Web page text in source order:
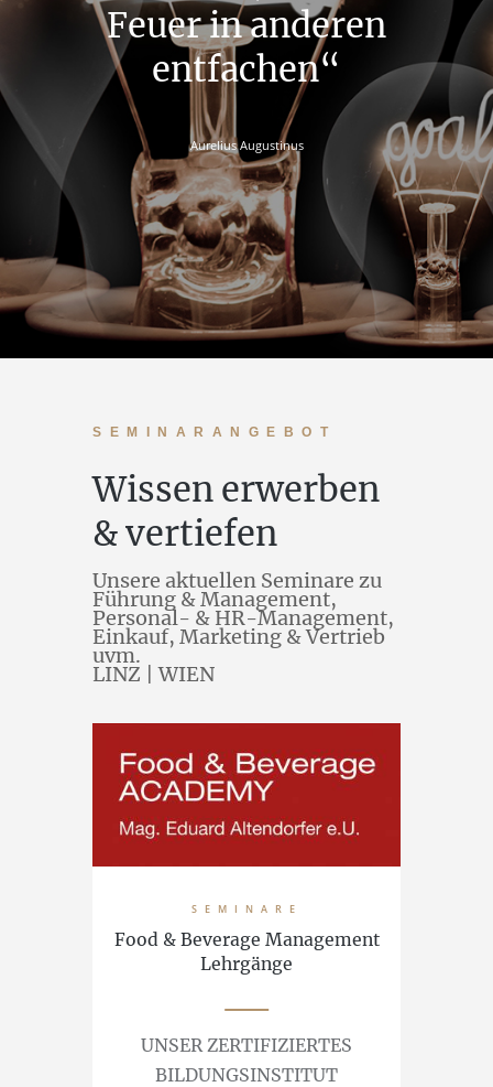
Feuer in anderen
entfachen“
Aurelius Augustinus
SEMINARANGEBOT
Wissen erwerben
& vertiefen
Unsere aktuellen Seminare zu
Führung & Management,
Personal- & HR-Management,
Einkauf, Marketing & Vertrieb
uvm.
LINZ | WIEN
SEMINARE
Food & Beverage Management
Lehrgänge
UNSER ZERTIFIZIERTES
BILDUNGSINSTITUT